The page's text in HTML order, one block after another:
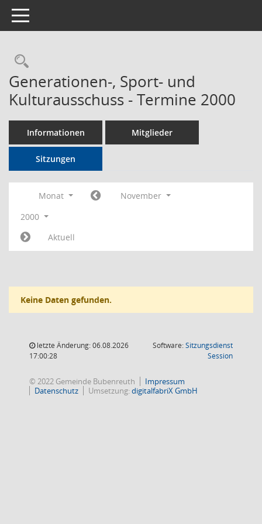
Toggle navigation
Rechercheauswahl
Generationen-, Sport- und
Kulturausschuss - Termine 2000
Informationen Mitglieder
Sitzungen
Monat
November
2000
Aktuell
Keine Daten gefunden.
letzte Änderung: 06.08.2026
17:00:28
Software:Sitzungsdienst
Session(Wird in
© 2022 Gemeinde Bubenreuth
Impressum
Datenschutz
Umsetzung:digitalfabriX GmbH